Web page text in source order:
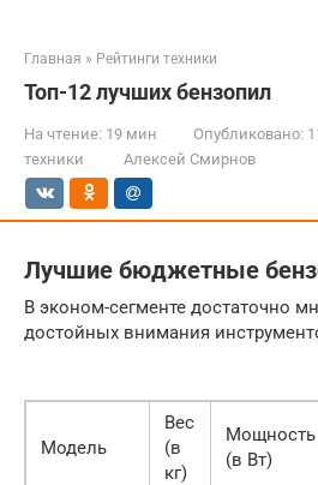
Главная » Рейтинги техники
Топ-12 лучших бензопил
На чтение: 19 мин Опубликовано:
техники
Алексей Смирнов
Лучшие бюджетные
В эконом-сегменте достаточно
достойных внимания
Модель
Вес
(в
кг)
Мощность
(в Вт)